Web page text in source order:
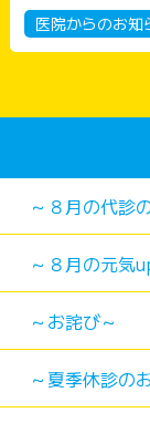
医院からのお知
～８月の代診
～８月の元気
～お詫び～
～夏季休診の